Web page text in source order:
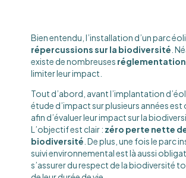
Bien entendu, l’installation d’un parc
répercussions sur la biodiversité .
existe de nombreuses
limiter leur impact.
Tout d’abord, avant l’implantation
étude d’impact sur plusieurs années
afin d’évaluer leur impact sur la
L’objectif est clair : zéro perte nette
biodiversité . De plus, une fois le parc
suivi environnemental est là aussi
s’assurer du respect de la biodiversité